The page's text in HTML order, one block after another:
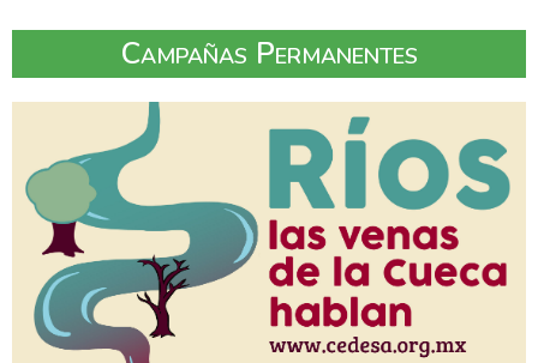
Campañas Permanentes